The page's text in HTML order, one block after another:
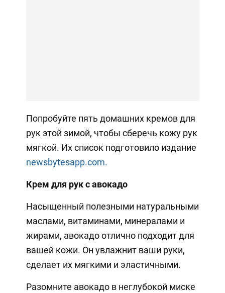
Попробуйте пять домашних кремов для
рук этой зимой, чтобы сберечь кожу рук
мягкой. Их список подготовило издание
newsbytesapp.com.
Крем для рук с авокадо
Насыщенный полезными натуральными
маслами, витаминами, минералами и
жирами, авокадо отлично подходит для
вашей кожи. Он увлажнит ваши руки,
сделает их мягкими и эластичными.
Разомните авокадо в неглубокой миске